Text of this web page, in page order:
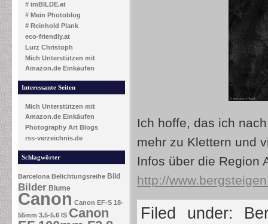
# imBILDE.at
# Mein Photoblog
# Reinhold Plank
eco-friendly.at
Lurz Christoph
Mich Unterstützen mit
Amazon.de Einkäufen
Interessante Seiten
Mich Unterstützen mit
Amazon.de Einkäufen
Photography Art Blogs
rss-verzeichnis.de
Schlagwörter
Barcelona Belichtungsreihe Bild
Bilder Blume
Canon Canon EF-S 18-
55mm 3.5-5.6 IS Canon
Ich hoffe, das ich
mehr zu Klettern und
Infos über die Region
http://
Filed under: